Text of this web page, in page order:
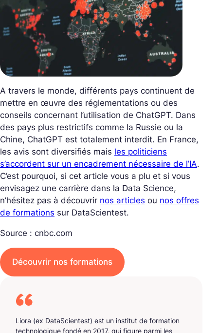
A travers le monde, différents pays continuent de
mettre en œuvre des réglementations ou des
conseils concernant l’utilisation de ChatGPT. Dans
des pays plus restrictifs comme la Russie ou la
Chine, ChatGPT est totalement interdit. En France,
les avis sont diversifiés mais les politiciens
s’accordent sur un encadrement nécessaire de l’IA.
C’est pourquoi, si cet article vous a plu et si vous
envisagez une carrière dans la Data Science,
n’hésitez pas à découvrir nos articles ou nos offres
de formations sur DataScientest.
Source : cnbc.com
Découvrir nos formations
Liora (ex DataScientest) est un institut de formation
technologique fondé en 2017, qui figure parmi les